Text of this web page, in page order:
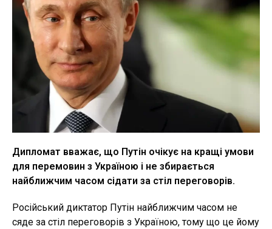
Дипломат вважає, що Путін очікує на кращі умови
для перемовин з Україною і не збирається
найближчим часом сідати за стіл переговорів.
Російський диктатор Путін найближчим часом не
сяде за стіл переговорів з Україною, тому що це йому